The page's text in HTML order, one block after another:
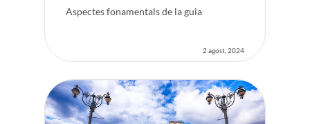
Aspectes fonamentals de la guia
2 agost, 2024
Inici
Voxel